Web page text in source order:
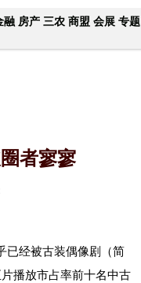
融 房产 三农 商盟 会展 专题
者寥寥
已经被古装偶像剧（简
播放市占率前十名中古